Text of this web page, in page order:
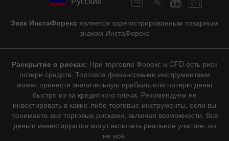
Знак ИнстаФорекс является зарегистрированным товарным
знаком ИнстаФорекс
Раскрытие о рисках: При торговле Форекс и CFD есть риск
потери средств. Торговля финансовыми инструментами
может принести значительную прибыль или потерю денег
быстро из-за кредитного плеча. Рекомендуем не
инвестировать в какие-либо торговые инструменты, если вы
понимаете все торговые рисками, включая возможности. Все
деньги инвестируются могут включать реальное участие, но
не всё.